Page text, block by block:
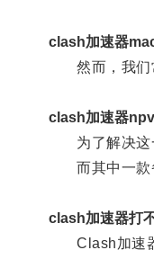
clash加速器
然而，我们常
clash加速器npv
为了解决这一
而其中一款
clash加速器打
Clash加速器